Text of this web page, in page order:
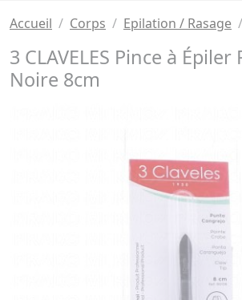
Accueil Corps Epilation / Rasage
3 CLAVELES Pince à
Noire 8cm